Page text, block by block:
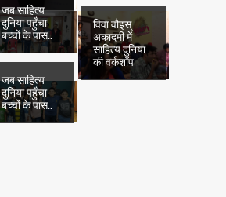
जब साहित्य
दुनिया पहुँचा
बच्चों के पास..
विवा वौइस्
अकादमी में
साहित्य दुनिया
की वर्कशॉप
जब साहित्य
दुनिया पहुँचा
बच्चों के पास..